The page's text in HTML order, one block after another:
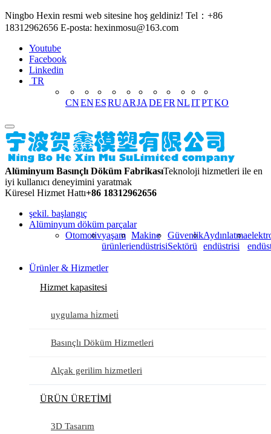
Ningbo Hexin resmi web sitesine hoş geldiniz! Tel：+86
18312962656 E-posta: hexinmosu@163.com
Youtube
Facebook
Linkedin
TR
CNENESRUARJA DEFR NLITPTKO
Alüminyum Basınçlı Döküm FabrikasıTeknoloji hizmetleri ile en
iyi kullanıcı deneyimini yaratmak
Küresel Hizmet Hattı+86 18312962656
şekil. başlangıç
Alüminyum döküm parçalar
Otomotivyaşam
ürünleri
Makine
endüstrisi
Güvenlik
Sektörü
Aydınlatma
endüstrisi
Ürünler & Hizmetler
Hizmet kapasitesi
uygulama hi̇zmeti̇
Basınçlı Döküm Hizmetleri
Alçak gerilim hizmetleri
ÜRÜN ÜRETİMİ
3D Tasarım